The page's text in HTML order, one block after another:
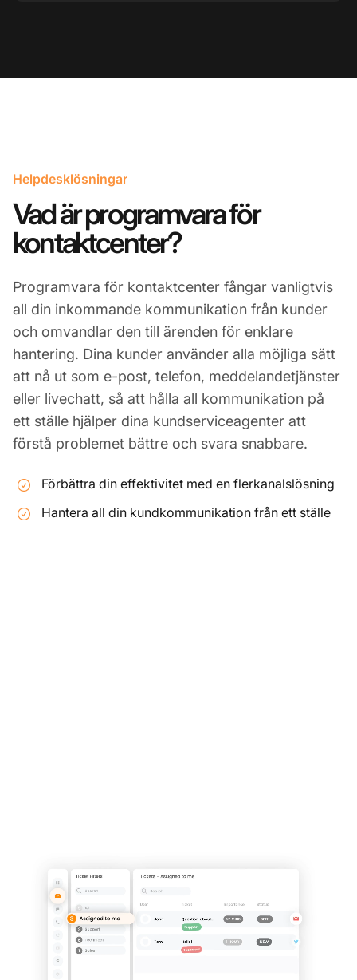
Helpdesklösningar
Vad är programvara för
kontaktcenter?
Programvara för kontaktcenter fångar vanligtvis
all din inkommande kommunikation från kunder
och omvandlar den till ärenden för enklare
hantering. Dina kunder använder alla möjliga sätt
att nå ut som e-post, telefon, meddelandetjänster
eller livechatt, så att hålla all kommunikation på
ett ställe hjälper dina kundserviceagenter att
förstå problemet bättre och svara snabbare.
Förbättra din effektivitet med en flerkanalslösning
Hantera all din kundkommunikation från ett ställe